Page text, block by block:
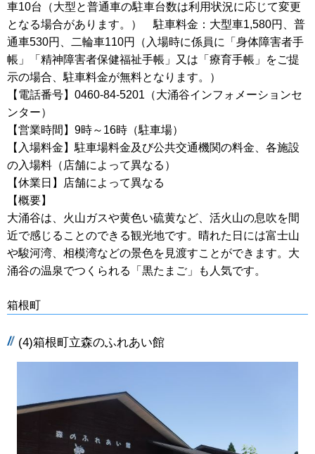
車10台（大型と普通車の駐車台数は利用状況に応じて変更
となる場合があります。） 駐車料金：大型車1,580円、普
通車530円、二輪車110円（入場時に係員に「身体障害者手
帳」「精神障害者保健福祉手帳」又は「療育手帳」をご提
示の場合、駐車料金が無料となります。）
【電話番号】0460-84-5201（大涌谷インフォメーションセ
ンター）
【営業時間】9時～16時（駐車場）
【入場料金】駐車場料金及び公共交通機関の料金、各施設
の入場料（店舗によって異なる）
【休業日】店舗によって異なる
【概要】
大涌谷は、火山ガスや黄色い硫黄など、活火山の息吹を間
近で感じることのできる観光地です。晴れた日には富士山
や駿河湾、相模湾などの景色を見渡すことができます。大
涌谷の温泉でつくられる「黒たまご」も人気です。
箱根町
(4)箱根町立森のふれあい館